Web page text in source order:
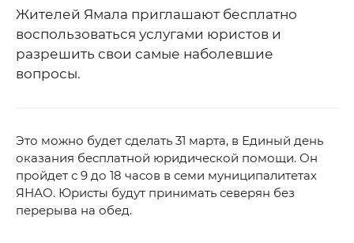
Жителей Ямала приглашают бесплатно
воспользоваться услугами юристов и
разрешить свои самые наболевшие
вопросы.
Это можно будет сделать 31 марта, в Единый день
оказания бесплатной юридической помощи. Он
пройдет с 9 до 18 часов в семи муниципалитетах
ЯНАО. Юристы будут принимать северян без
перерыва на обед.